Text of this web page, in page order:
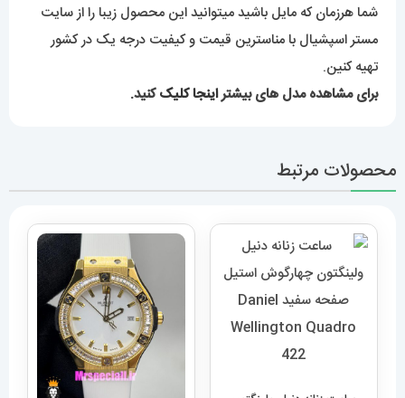
شما هرزمان که مایل باشید میتوانید این محصول زیبا را از سایت
مستر اسپشیال با مناسترین قیمت و کیفیت درجه یک در کشور
تهیه کنین.
برای مشاهده مدل های بیشتراینجا کلیککنید.
محصولات مرتبط